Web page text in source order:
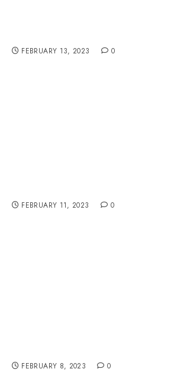
FEBRUARY 13, 2023 0
FEBRUARY 11, 2023 0
FEBRUARY 8, 2023 0